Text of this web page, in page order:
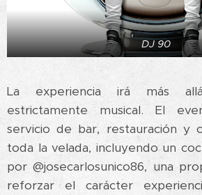
DJ 90
La experiencia irá más
estrictamente musical. El
servicio de bar, restauración y
toda la velada, incluyendo un
por @josecarlosunico86, una
reforzar el carácter